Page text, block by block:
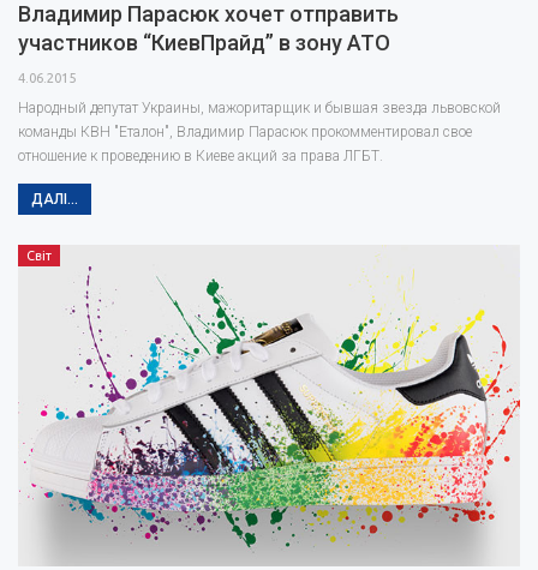
Владимир Парасюк хочет отправить
участников “КиевПрайд” в зону АТО
4.06.2015
Народный депутат Украины, мажоритарщик и бывшая звезда львовской
команды КВН "Еталон", Владимир Парасюк прокомментировал свое
отношение к проведению в Киеве акций за права ЛГБТ.
ДАЛІ...
Світ